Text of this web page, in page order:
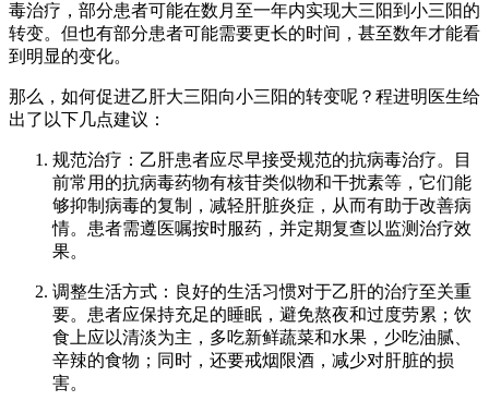
毒治疗，部分患者可能在数月至一年内实现大三阳到小三阳的
转变。但也有部分患者可能需要更长的时间，甚至数年才能看
到明显的变化。
那么，如何促进乙肝大三阳向小三阳的转变呢？程进明医生给
出了以下几点建议：
规范治疗：乙肝患者应尽早接受规范的抗病毒治疗。目
前常用的抗病毒药物有核苷类似物和干扰素等，它们能
够抑制病毒的复制，减轻肝脏炎症，从而有助于改善病
情。患者需遵医嘱按时服药，并定期复查以监测治疗效
果。
调整生活方式：良好的生活习惯对于乙肝的治疗至关重
要。患者应保持充足的睡眠，避免熬夜和过度劳累；饮
食上应以清淡为主，多吃新鲜蔬菜和水果，少吃油腻、
辛辣的食物；同时，还要戒烟限酒，减少对肝脏的损
害。